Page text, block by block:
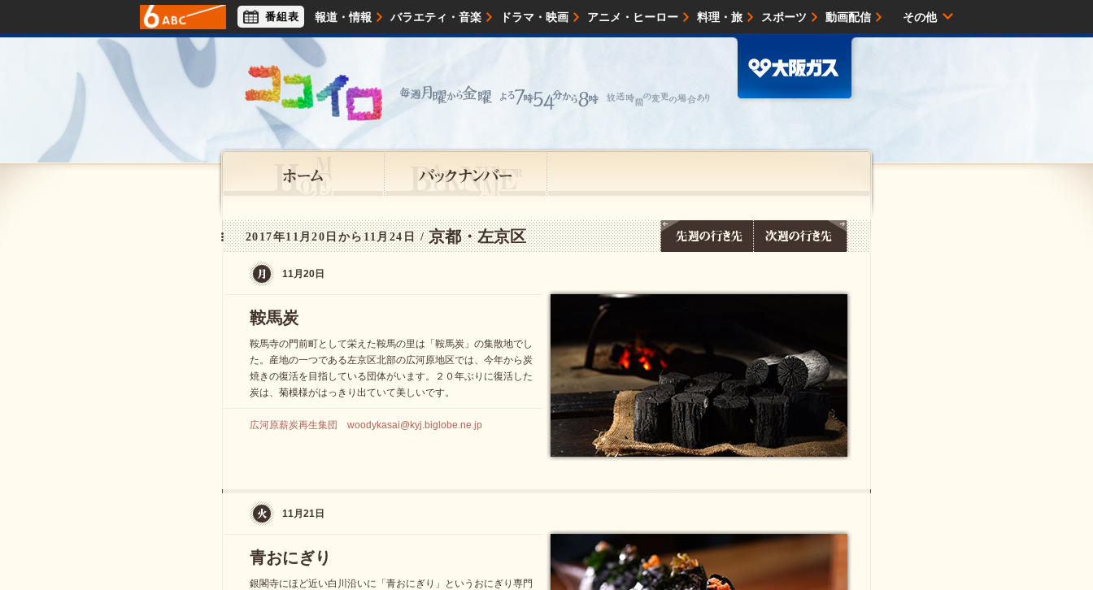
報道・情報 バラエティ・音楽 ドラマ・映画 アニメ・ヒーロー 料理・旅 スポーツ 動画配信
アナウンサー ライフスタイル
番組表 その他
2017年11月20日から11月24日 /京都・左京区
11月20日
鞍馬炭
鞍馬寺の門前町として栄えた鞍馬の里は「鞍馬炭」の集散地でし
た。産地の一つである左京区北部の広河原地区では、今年から炭
焼きの復活を目指している団体がいます。２０年ぶりに復活した
炭は、菊模様がはっきり出ていて美しいです。
広河原薪炭再生集団 woodykasai@kyj.biglobe.ne.jp
11月21日
青おにぎり
銀閣寺にほど近い白川沿いに「青おにぎり」というおにぎり専門